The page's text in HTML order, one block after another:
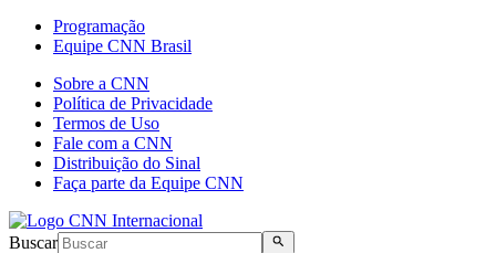
Programação
Equipe CNN Brasil
Sobre a CNN
Política de Privacidade
Termos de Uso
Fale com a CNN
Distribuição do Sinal
Faça parte da Equipe CNN
Buscar